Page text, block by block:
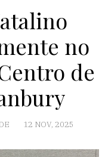
no
de
12 NOV, 2025